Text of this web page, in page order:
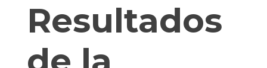
Resultados